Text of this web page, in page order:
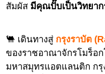
สัมผัส มีคุณปั๊บเป็นวิทยาก
🐫 เดินทางสู่ กรุงราบัต
ของราชอาณาจักรโมร็อ
มหาสมุทรแอตแลนติก ก